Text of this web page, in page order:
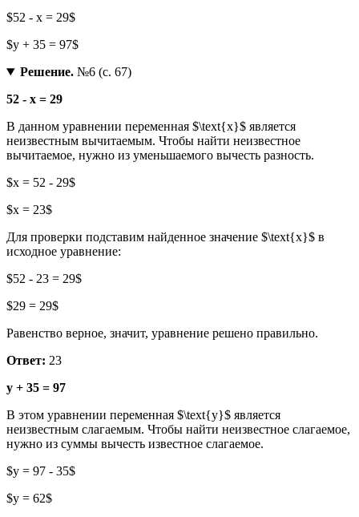
$52 - x = 29$
$y + 35 = 97$
Решение.№6 (с. 67)
52 - x = 29
В данном уравнении переменная $\text{x}$ является
неизвестным вычитаемым. Чтобы найти неизвестное
вычитаемое, нужно из уменьшаемого вычесть разность.
$x = 52 - 29$
$x = 23$
Для проверки подставим найденное значение $\text{x}$ в
исходное уравнение:
$52 - 23 = 29$
$29 = 29$
Равенство верное, значит, уравнение решено правильно.
Ответ: 23
y + 35 = 97
В этом уравнении переменная $\text{y}$ является
неизвестным слагаемым. Чтобы найти неизвестное слагаемое,
нужно из суммы вычесть известное слагаемое.
$y = 97 - 35$
$y = 62$